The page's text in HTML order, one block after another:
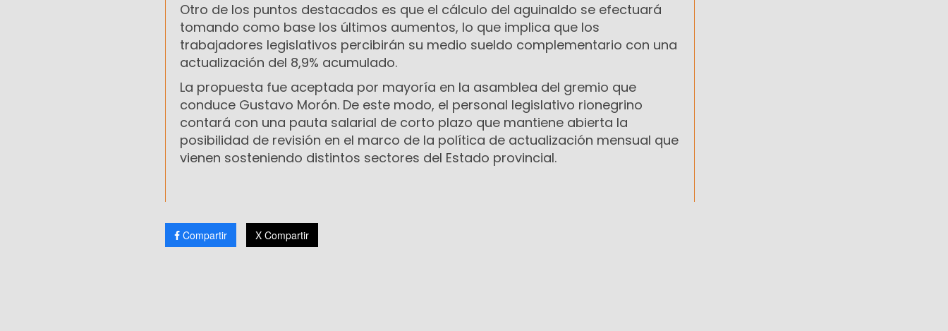
Otro de los puntos destacados es que el cálculo del aguinaldo se efectuará
tomando como base los últimos aumentos, lo que implica que los
trabajadores legislativos percibirán su medio sueldo complementario con una
actualización del 8,9% acumulado.
La propuesta fue aceptada por mayoría en la asamblea del gremio que
conduce Gustavo Morón. De este modo, el personal legislativo rionegrino
contará con una pauta salarial de corto plazo que mantiene abierta la
posibilidad de revisión en el marco de la política de actualización mensual que
vienen sosteniendo distintos sectores del Estado provincial.
Compartir X Compartir